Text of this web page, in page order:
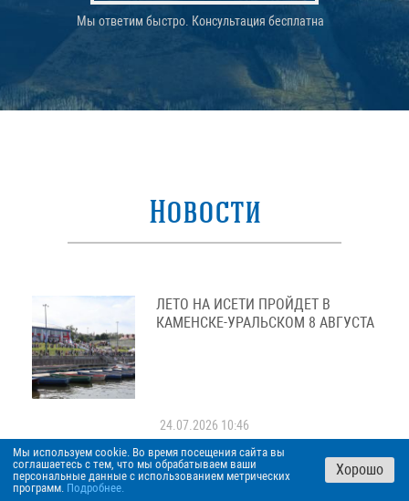
Мы ответим быстро. Консультация бесплатна
Новости
ЛЕТО НА ИСЕТИ ПРОЙДЕТ В
КАМЕНСКЕ-УРАЛЬСКОМ 8 АВГУСТА
24.07.2026 10:46
Мы используем cookie. Во время посещения сайта вы
соглашаетесь с тем, что мы обрабатываем ваши
персональные данные с использованием метрических
программ. Подробнее.
Хорошо